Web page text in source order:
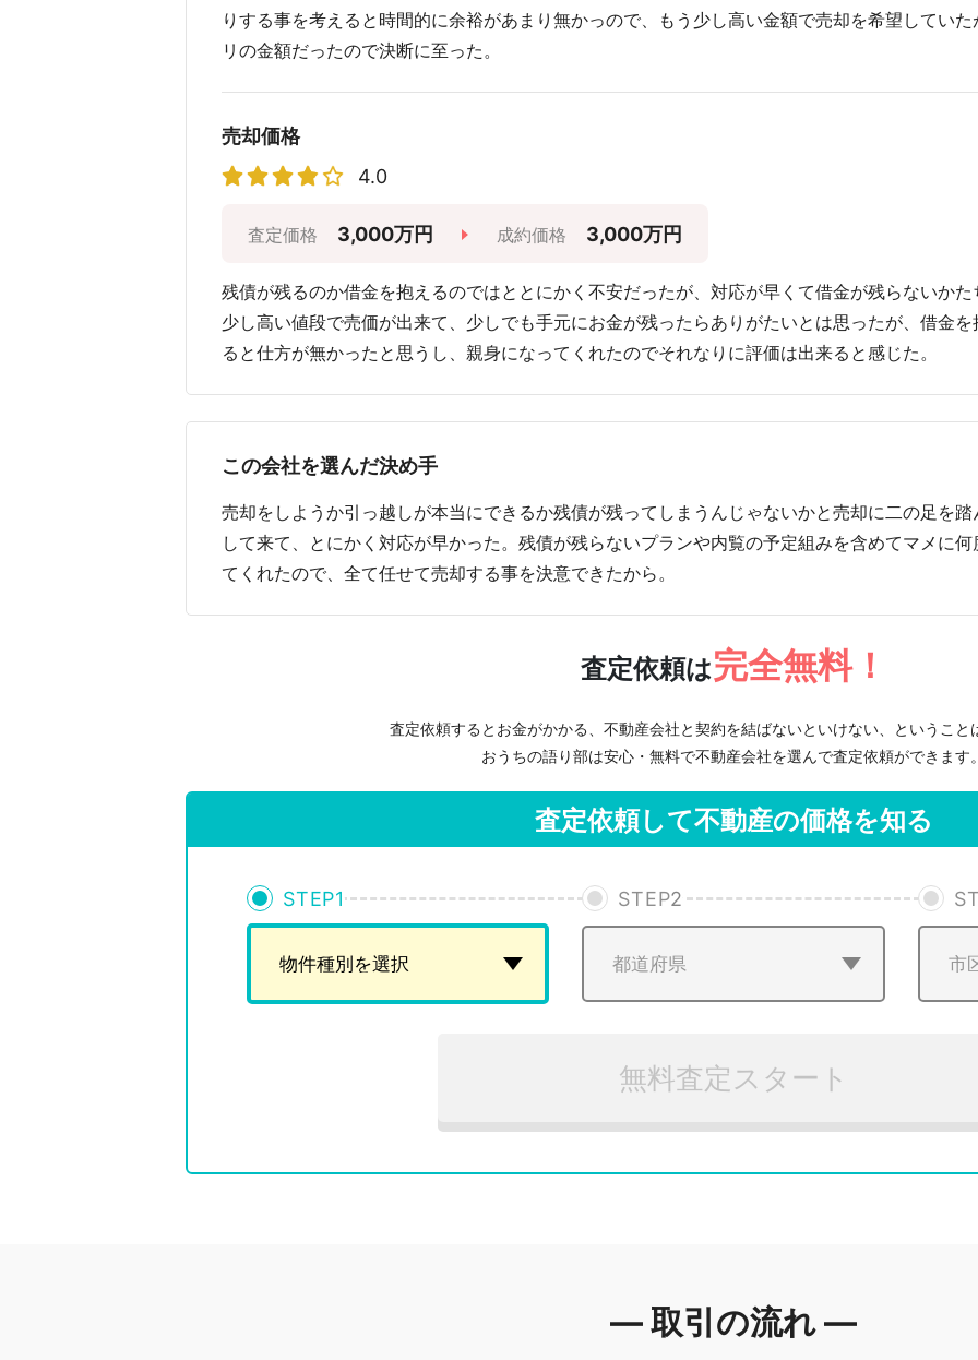
りする事を考えると時間的に余裕があまり無かっので、もう少し高い金額で売却を希望してい
リの金額だったので決断に至った。
売却価格
4.0
査定価格 3,000万円 成約価格 3,000万円
残債が残るのか借金を抱えるのではととにかく不安だったが、対応が早くて借金が残らないか
少し高い値段で売価が出来て、少しでも手元にお金が残ったらありがたいとは思ったが、借金
ると仕方が無かったと思うし、親身になってくれたのでそれなりに評価は出来ると感じた。
この会社を選んだ決め手
売却をしようか引っ越しが本当にできるか残債が残ってしまうんじゃないかと売却に二の足を
して来て、とにかく対応が早かった。残債が残らないプランや内覧の予定組みを含めてマメに
てくれたので、全て任せて売却する事を決意できたから。
査定依頼は完全無料！
査定依頼するとお金がかかる、不動産会社と契約を結ばないといけない、ということ
おうちの語り部は安心・無料で不動産会社を選んで査定依頼ができます
査定依頼して不動産の価格を知る
STEP1 STEP2
無料査定スタート
― 取引の流れ ―